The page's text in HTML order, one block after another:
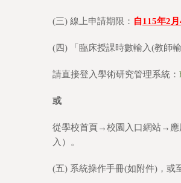
(三) 線上申請期限： 自115年2 月
(四) 「臨床授課時數輸入(教師
請直接登入學術研究管理系統：
或
從學校首頁→校園入口網站→
入）。
(五) 系統操作手冊(如附件)，或